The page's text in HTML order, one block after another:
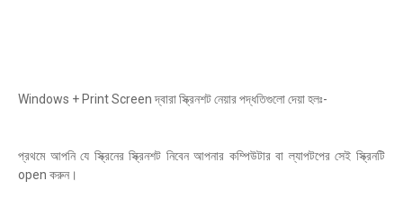
Windows + Print Screen দ্বারা স্ক্রিনশট নেয়ার পদ্ধতিগুলো দেয়া হলঃ-
প্রথমে আপনি যে স্ক্রিনের স্ক্রিনশট নিবেন আপনার কম্পিউটার বা ল্যাপটপের সেই স্ক্রিনটি
open করুন।